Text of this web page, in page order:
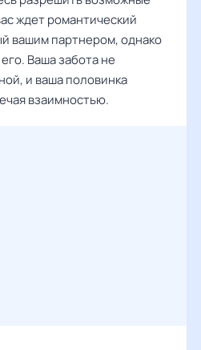
ждет романтический
вашим партнером, однако
Ваша забота не
и ваша половинка
взаимностью.